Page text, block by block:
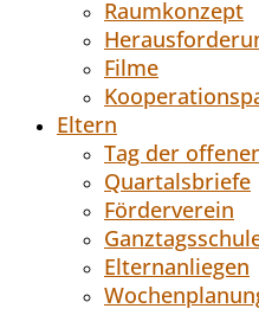
Raumkonzept
Filme
Eltern
Tag der
Quartalsbriefe
Förderverein
Elternanliegen